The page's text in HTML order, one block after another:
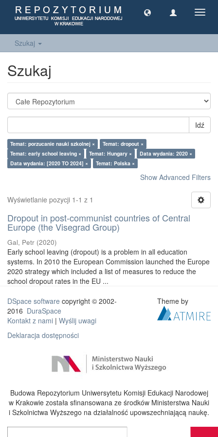
Szukaj
Szukaj
Idź
Temat: porzucanie nauki szkolnej ×
Temat: dropout ×
Temat: early school leaving ×
Temat: Hungary ×
Data wydania: 2020 ×
Data wydania: [2020 TO 2024] ×
Temat: Polska ×
Show Advanced Filters
Wyświetlanie pozycji 1-1 z 1
Dropout in post-communist countries of Central
Europe (the Visegrad Group)
Gal, Petr (2020)
Early school leaving (dropout) is a problem in all education
systems. In 2010 the European Commission launched the Europe
2020 strategy which included a list of measures to reduce the
school dropout rates in the EU ...
DSpace software copyright © 2002-
2016 DuraSpace
Kontakt z nami | Wyślij uwagi
Deklaracja dostępności
Theme by
Budowa Repozytorium Uniwersytetu Komisji Edukacji Narodowej
w Krakowie została sfinansowana ze środków Ministerstwa Nauki
i Szkolnictwa Wyższego na działalność upowszechniającą naukę.